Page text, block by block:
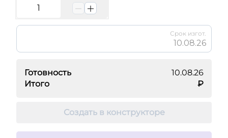
Срок изгот.
10.08.26
Готовность
10.08.26
Итого
₽
Создать в конструкторе